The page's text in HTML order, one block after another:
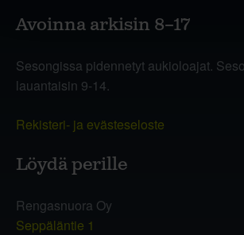
Avoinna arkisin 8–17
Sesongissa pidennetyt aukioloajat.
lauantaisin 9-14.
Rekisteri- ja evästeseloste
Löydä perille
Rengasnuora Oy
Seppäläntie 1